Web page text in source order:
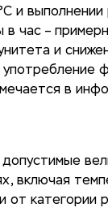
и
час –
и
употребление
в
включая
от категории